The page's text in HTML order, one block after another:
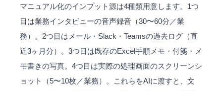
マニュアル化のインプット源は4種類用意します。1つ
目は業務インタビューの音声録音（30〜60分／業
務）。2つ目はメール・Slack・Teamsの過去ログ（直
近3ヶ月分）。3つ目は既存のExcel手順メモ・付箋・メ
モ書きの写真。4つ目は実際の処理画面のスクリーンシ
ョット（5〜10枚／業務）。これらをAIに渡すと、文